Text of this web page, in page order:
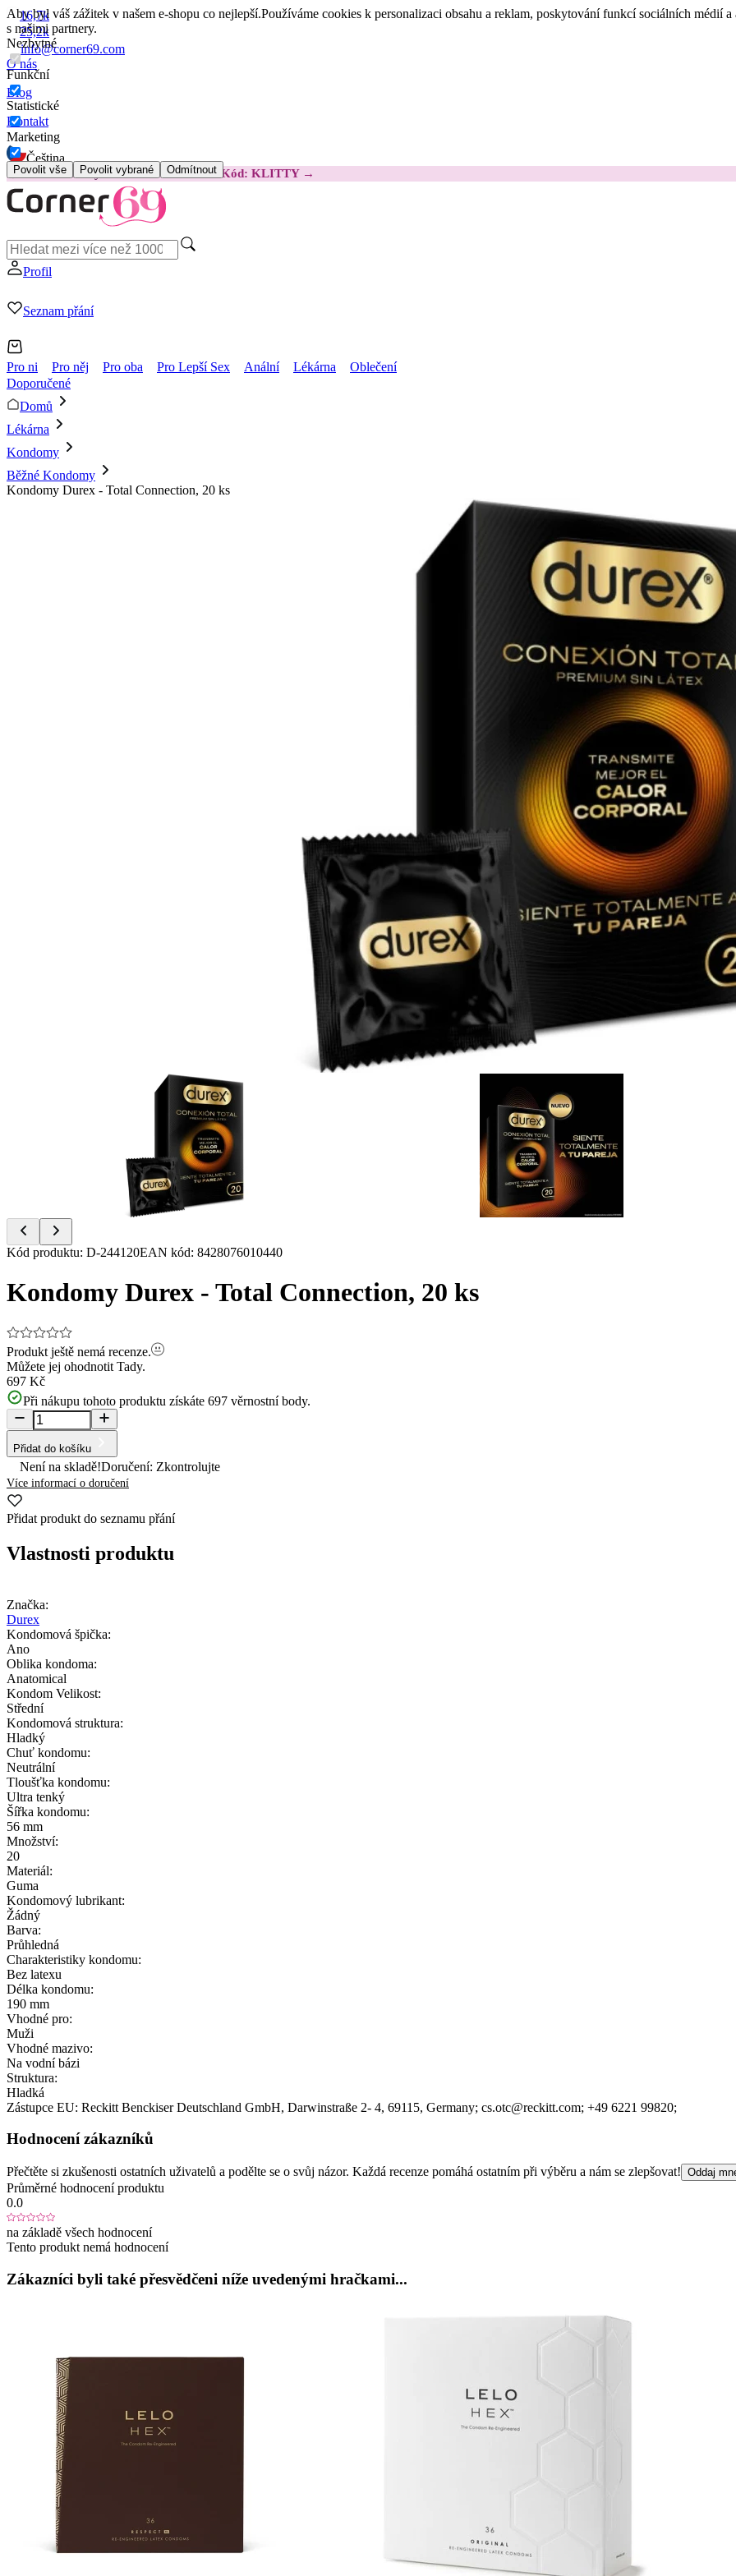
Aby byl váš zážitek v našem e-shopu co nejlepší.Používáme cookies k personalizaci obsahu a reklam, poskytování funkcí sociálních médií
s našimi partnery.
Nezbytné
Funkční
Statistické
Marketing
Povolit vše Povolit vybrané Odmítnout
16,7k
25,2k
info@corner69.com
O nás
Blog
Kontakt
Čeština
😽Svakom Klitty: O 380 Kč LEVNĚJI Kód: KLITTY →
Profil
Seznam přání
Pro ni Pro něj Pro oba Pro Lepší Sex Anální Lékárna
Oblečení
Doporučené
Domů
Lékárna
Kondomy
Běžné Kondomy
Kondomy Durex - Total Connection, 20 ks
Item
of
Kód produktu: D-244120EAN kód: 8428076010440
Kondomy Durex - Total Connection, 20 ks
Produkt ještě nemá recenze.
Můžete jej ohodnotit Tady.
697 Kč
Při nákupu tohoto produktu získáte 697 věrnostní body.
Přidat do košíku
Není na skladě!Doručení: Zkontrolujte
Více informací o doručení
Přidat produkt do seznamu přání
Vlastnosti produktu
Značka:
Durex
Kondomová špička:
Ano
Oblika kondoma:
Anatomical
Kondom Velikost:
Střední
Kondomová struktura:
Hladký
Chuť kondomu:
Neutrální
Tloušťka kondomu:
Ultra tenký
Šířka kondomu:
56 mm
Množství:
20
Materiál:
Guma
Kondomový lubrikant:
Žádný
Barva:
Průhledná
Charakteristiky kondomu:
Bez latexu
Délka kondomu:
190 mm
Vhodné pro:
Muži
Vhodné mazivo:
Na vodní bázi
Struktura:
Hladká
Zástupce EU: Reckitt Benckiser Deutschland GmbH, Darwinstraße 2- 4, 69115, Germany; cs.otc@reckitt.com; +49 6221 99820;
Hodnocení zákazníků
Přečtěte si zkušenosti ostatních uživatelů a podělte se o svůj názor. Každá recenze pomáhá ostatním při výběru a nám se zlepšovat! Oddaj
Průměrné hodnocení produktu
0.0
na základě všech hodnocení
Tento produkt nemá hodnocení
Zákazníci byli také přesvědčeni níže uvedenými hračkami...